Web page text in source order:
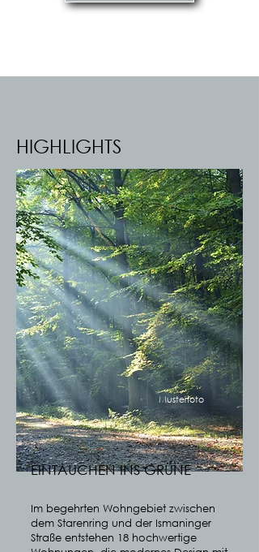
HIGHLIGHTS
EINTAUCHEN INS GRÜNE
Im begehrten Wohngebiet zwischen
dem Starenring und der Ismaninger
Straße entstehen 18 hochwertige
Musterfoto